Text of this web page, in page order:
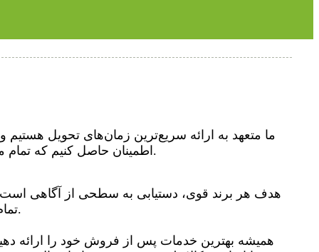
ما متعهد به ارائه سریع‌ترین زمان‌های تحویل
اطمینان حاصل کنیم که تمام مهلت‌های شما رعایت می‌شود.
هدف هر برند قوی، دستیابی به سطحی از آگاهی است
تمام مشتریان بالقوه شما القا کند.
همیشه بهترین خدمات پس از فروش خود را ارائه